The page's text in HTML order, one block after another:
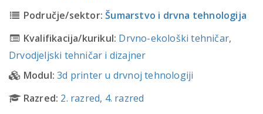
Područje/sektor: Šumarstvo i drvna tehnologija
Kvalifikacija/kurikul: Drvno-ekološki tehničar,
Drvodjeljski tehničar i dizajner
Modul: 3d printer u drvnoj tehnologiji
Razred: 2. razred, 4. razred